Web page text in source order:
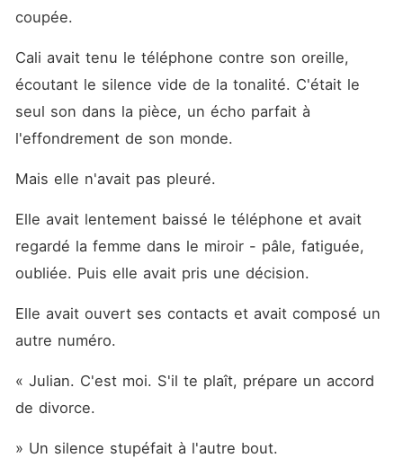
coupée.
Cali avait tenu le téléphone contre son oreille,
écoutant le silence vide de la tonalité. C'était le
seul son dans la pièce, un écho parfait à
l'effondrement de son monde.
Mais elle n'avait pas pleuré.
Elle avait lentement baissé le téléphone et avait
regardé la femme dans le miroir - pâle, fatiguée,
oubliée. Puis elle avait pris une décision.
Elle avait ouvert ses contacts et avait composé un
autre numéro.
« Julian. C'est moi. S'il te plaît, prépare un accord
de divorce.
» Un silence stupéfait à l'autre bout.